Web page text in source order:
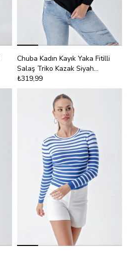
Chuba Kadın Kayık Yaka Fitilli
Salaş Triko Kazak Siyah
24W109
₺319,99